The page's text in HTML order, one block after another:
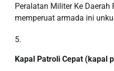
Peralatan Militer Ke Daerah
memperuat armada ini
Kapal Patroli Cepat (kapal